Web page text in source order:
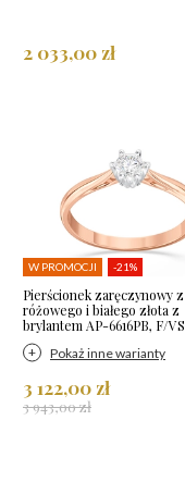
2 033,00 zł
W PROMOCJI -21%
Pierścionek zaręczynowy z
różowego i białego złota z
brylantem AP-6616PB, F/VS
Pokaż inne warianty
3 122,00 zł
3 943,00 zł